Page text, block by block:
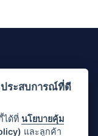
Bangkok
ประสบการณ์ที่ดี
ได้ที่นโยบายคุ้ม
และลูกค้า